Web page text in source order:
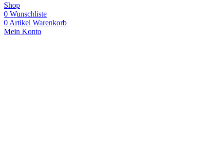
Shop
0 Wunschliste
0 Artikel Warenkorb
Mein Konto